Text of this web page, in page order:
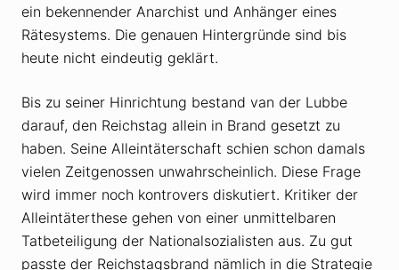
ein bekennender Anarchist und Anhänger eines
Rätesystems. Die genauen Hintergründe sind bis
heute nicht eindeutig geklärt.
Bis zu seiner Hinrichtung bestand van der Lubbe
darauf, den Reichstag allein in Brand gesetzt zu
haben. Seine Alleintäterschaft schien schon damals
vielen Zeitgenossen unwahrscheinlich. Diese Frage
wird immer noch kontrovers diskutiert. Kritiker der
Alleintäterthese gehen von einer unmittelbaren
Tatbeteiligung der Nationalsozialisten aus. Zu gut
passte der Reichstagsbrand nämlich in die Strategie